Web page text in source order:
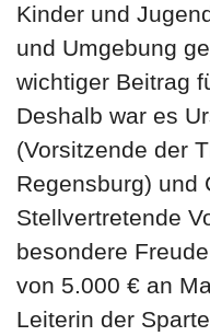
Kinder und
und Umgebung
wichtiger Beitrag
Deshalb war es
(Vorsitzende der
Regensburg) und
Stellvertretende
besondere
von 5.000 € an
Leiterin der